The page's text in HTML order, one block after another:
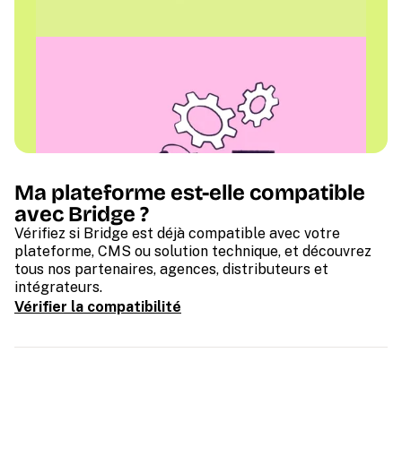
Ma plateforme est-elle compatible
avec Bridge ?
Vérifiez si Bridge est déjà compatible avec votre
plateforme, CMS ou solution technique, et découvrez
tous nos partenaires, agences, distributeurs et
intégrateurs.
Vérifier la compatibilité